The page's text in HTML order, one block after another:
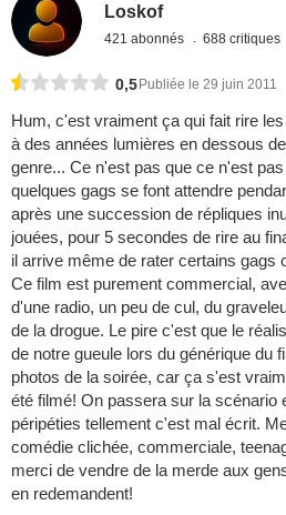
Loskof
421 abonnés 688 critiques
0,5 Publiée le 29 juin 2011
Hum, c'est vraiment ça qui fait rire
à des années lumières en dessous
genre... Ce n'est pas que ce n'est
quelques gags se font attendre
après une succession de répliques
jouées, pour 5 secondes de rire au
il arrive même de rater certains gags
Ce film est purement commercial,
d'une radio, un peu de cul, du
de la drogue. Le pire c'est que le
de notre gueule lors du générique du
photos de la soirée, car ça s'est
été filmé! On passera sur la scénario
péripéties tellement c'est mal écrit.
comédie clichée, commerciale,
merci de vendre de la merde aux
en redemandent!